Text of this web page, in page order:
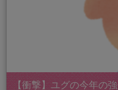
【衝撃】ユグの今年の